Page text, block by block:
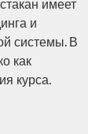
имеет
и
системы. В
как
курса.